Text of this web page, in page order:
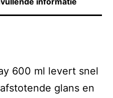
600 ml levert snel
glans en